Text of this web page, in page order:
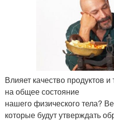
Влияет качество продуктов
на общее состояние
нашего физического тела?
которые будут утверждать